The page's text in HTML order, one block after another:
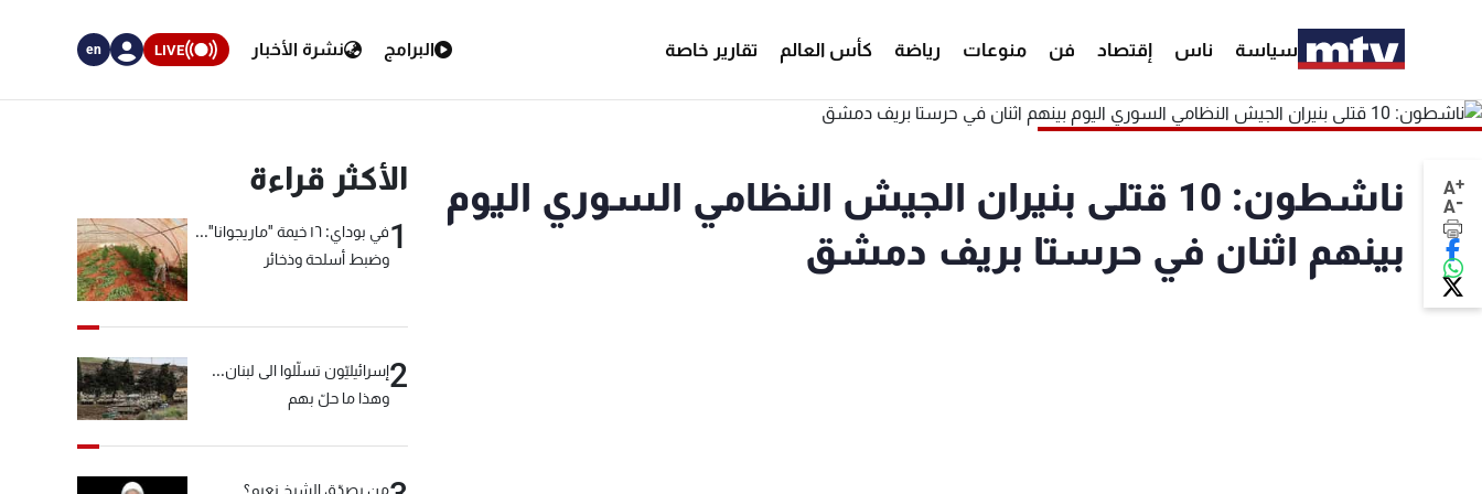
سياسة ناس إقتصاد فن منوعات رياضة كأس العالم تقارير خاصة البرامج نشرة الأخبار LIVE
en
A+
A-
ناشطون: 10 قتلى بنيران الجيش النظامي السوري اليوم
بينهم اثنان في حرستا بريف دمشق
الأكثر قراءة
1
في بوداي: ١٦ خيمة "ماريجوانا"...
وضبط أسلحة وذخائر
2إسرائيليّون تسلّلوا الى لبنان...
وهذا ما حلّ بهم
من يصدّق الشيخ نعيم؟